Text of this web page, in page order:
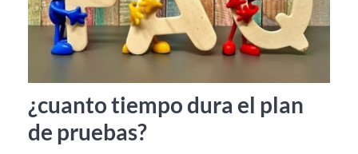
¿cuanto tiempo dura el plan
de pruebas?